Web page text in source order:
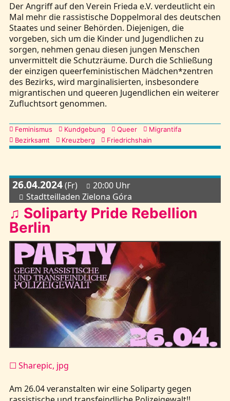
Der Angriff auf den Verein Frieda e.V. verdeutlicht ein
Mal mehr die rassistische Doppelmoral des deutschen
Staates und seiner Behörden. Diejenigen, die
vorgeben, sich um die Kinder und Jugendlichen zu
sorgen, nehmen genau diesen jungen Menschen
unvermittelt die Schutzräume. Durch die Schließung
der einzigen queerfeministischen Mädchen*zentren
des Bezirks, wird marginalisierten, insbesondere
migrantischen und queeren Jugendlichen ein weiterer
Zufluchtsort genommen.
Kategorien
Feminismus Kundgebung Queer
Migrantifa
Bezirksamt
Kreuzberg Friedrichshain
26.04.2024(Fr)
20:00 Uhr
Stadtteilladen Zielona Góra
♫ Soliparty Pride Rebellion
Berlin
☐ Sharepic, jpg
Am 26.04 veranstalten wir eine Soliparty gegen